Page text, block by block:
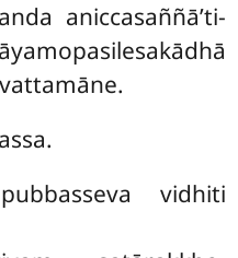
aniccasaññā’ti-
vidhiti